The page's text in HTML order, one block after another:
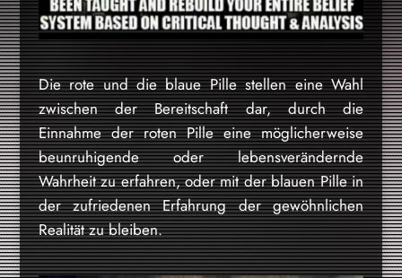
Die rote und die blaue Pille stellen eine Wahl
zwischen der Bereitschaft dar, durch die
Einnahme der roten Pille eine möglicherweise
beunruhigende oder lebensverändernde
Wahrheit zu erfahren, oder mit der blauen Pille in
der zufriedenen Erfahrung der gewöhnlichen
Realität zu bleiben.